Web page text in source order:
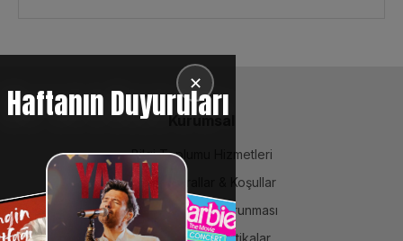
✕
Haftanın Duyuruları
Kurumsal
Bilgi Toplumu Hizmetleri
BiPuan Kurallar & Koşullar
Kişisel Verilerin Korunması